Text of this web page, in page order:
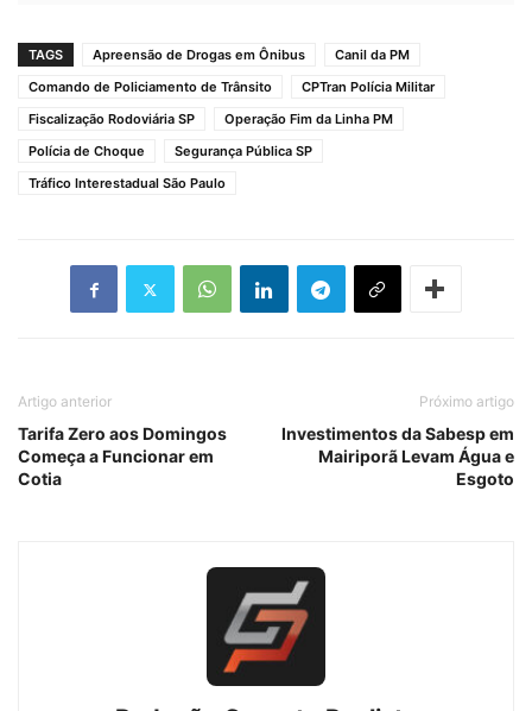
TAGS Apreensão de Drogas em Ônibus
Canil da PM
Comando de Policiamento de Trânsito
CPTran Polícia Militar
Fiscalização Rodoviária SP
Operação Fim da Linha PM
Polícia de Choque
Segurança Pública SP
Tráfico Interestadual São Paulo
Artigo anterior
Tarifa Zero aos Domingos
Começa a Funcionar em
Cotia
Próximo artigo
Investimentos da Sabesp em
Mairiporã Levam Água e
Esgoto